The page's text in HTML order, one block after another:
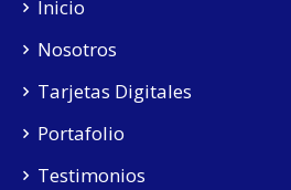
Inicio
Nosotros
Tarjetas Digitales
Portafolio
Testimonios